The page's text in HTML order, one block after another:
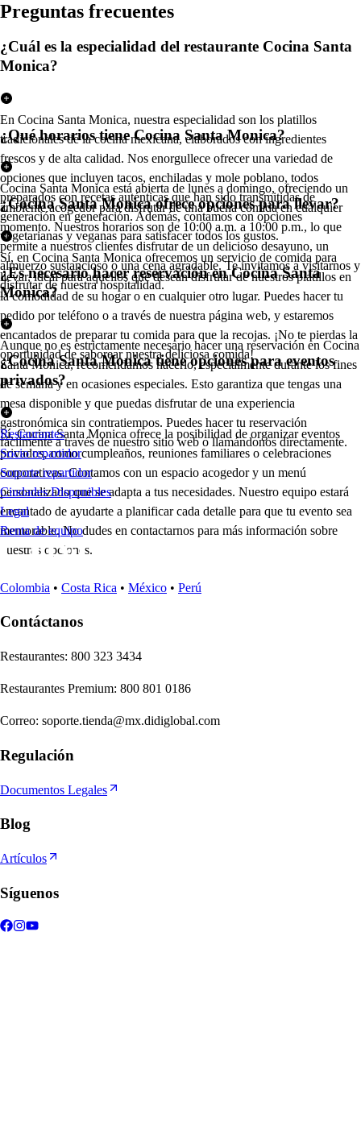
Preguntas frecuentes
¿Cuál es la especialidad del restaurante Cocina Santa
Monica?
En Cocina Santa Monica, nuestra especialidad son los platillos
tradicionales de la cocina mexicana, elaborados con ingredientes
frescos y de alta calidad. Nos enorgullece ofrecer una variedad de
opciones que incluyen tacos, enchiladas y mole poblano, todos
preparados con recetas auténticas que han sido transmitidas de
generación en generación. Además, contamos con opciones
vegetarianas y veganas para satisfacer todos los gustos.
¿Qué horarios tiene Cocina Santa Monica?
Cocina Santa Monica está abierta de lunes a domingo, ofreciendo un
ambiente acogedor para disfrutar de una buena comida en cualquier
momento. Nuestros horarios son de 10:00 a.m. a 10:00 p.m., lo que
permite a nuestros clientes disfrutar de un delicioso desayuno, un
almuerzo sustancioso o una cena agradable. Te invitamos a visitarnos y
disfrutar de nuestra hospitalidad.
¿Cocina Santa Monica ofrece opciones para llevar?
Sí, en Cocina Santa Monica ofrecemos un servicio de comida para
llevar, ideal para aquellos que desean disfrutar de nuestros platillos en
la comodidad de su hogar o en cualquier otro lugar. Puedes hacer tu
pedido por teléfono o a través de nuestra página web, y estaremos
encantados de preparar tu comida para que la recojas. ¡No te pierdas la
oportunidad de saborear nuestra deliciosa comida!
¿Es necesario hacer reservación en Cocina Santa
Monica?
Aunque no es estrictamente necesario hacer una reservación en Cocina
Santa Monica, recomendamos hacerlo, especialmente durante los fines
de semana y en ocasiones especiales. Esto garantiza que tengas una
mesa disponible y que puedas disfrutar de una experiencia
gastronómica sin contratiempos. Puedes hacer tu reservación
fácilmente a través de nuestro sitio web o llamándonos directamente.
¿Cocina Santa Monica tiene opciones para eventos
privados?
Sí, Cocina Santa Monica ofrece la posibilidad de organizar eventos
privados, como cumpleaños, reuniones familiares o celebraciones
corporativas. Contamos con un espacio acogedor y un menú
personalizado que se adapta a tus necesidades. Nuestro equipo estará
encantado de ayudarte a planificar cada detalle para que tu evento sea
memorable. No dudes en contactarnos para más información sobre
nuestras opciones.
Restaurantes
Socio repartidor
Soporte repartidor
Ciudades Disponibles
Legal
Renta de equipo
Colombia • Costa Rica • México • Perú
Contáctanos
Restaurantes: 800 323 3434
Restaurantes Premium: 800 801 0186
Correo: soporte.tienda@mx.didiglobal.com
Regulación
Documentos Legales
Blog
Artículos
Síguenos